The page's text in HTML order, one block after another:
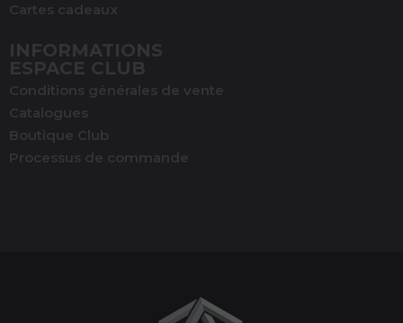
Cartes cadeaux
INFORMATIONS
ESPACE CLUB
Conditions générales de vente
Catalogues
Boutique Club
Processus de commande